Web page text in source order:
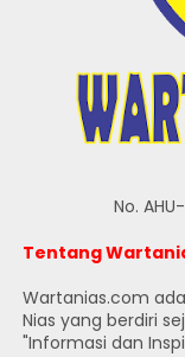
No.
Tentang
Wartanias.com
Nias yang berdiri
"Informasi dan